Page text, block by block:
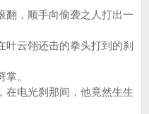
翻，顺手向偷袭之人打出一
云翎还击的拳头打到的刹
掌。
电光刹那间，他竟然生生